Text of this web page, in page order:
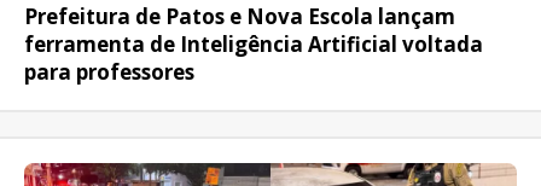
Prefeitura de Patos e Nova Escola lançam
ferramenta de Inteligência Artificial voltada
para professores